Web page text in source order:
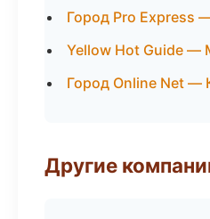
Город Pro Express
Yellow Hot Guide —
Город Online Net —
Другие